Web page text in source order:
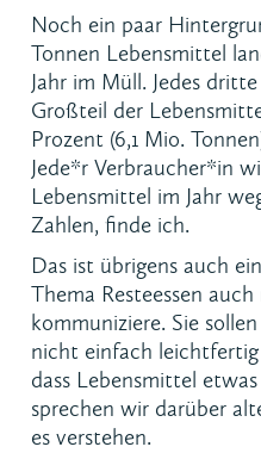
Noch ein paar
Tonnen Lebensmittel
Jahr im Müll. Jedes
Großteil der
Prozent (6,1 Mio.
Jede*r Verbraucher*in
Lebensmittel im Jahr
Zahlen, finde ich.
Das ist übrigens auch
Thema Resteessen
kommuniziere. Sie
nicht einfach
dass Lebensmittel
sprechen wir darüber
es verstehen.